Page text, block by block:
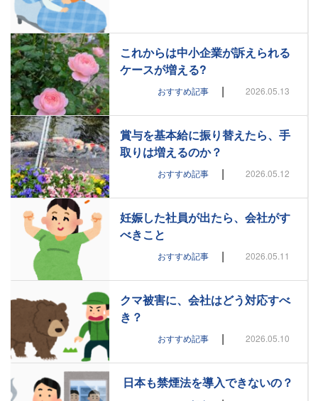
これからは中小企業が訴えられる
ケースが増える?
おすすめ記事 | 2026.05.13
賞与を基本給に振り替えたら、手
取りは増えるのか？
おすすめ記事 | 2026.05.12
妊娠した社員が出たら、会社がす
べきこと
おすすめ記事 | 2026.05.11
クマ被害に、会社はどう対応すべ
き？
おすすめ記事 | 2026.05.10
日本も禁煙法を導入できないの？